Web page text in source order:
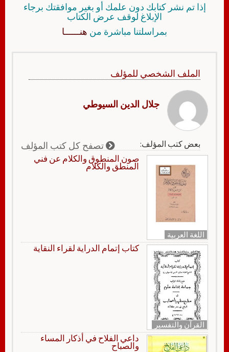
إذا تم نشر كتابك دون علمك أو بغير موافقتك برجاء
الإبلاغ لوقف عرض الكتاب
بمراسلتنا مباشرة من هنــــــا
الملف الشخصي للمؤلف
جلال الدين السيوطي
بعض كتب المؤلف: تصفح كل كتب المؤلف
اللغة العربية
صون المنطوق والكلام عن فني
المنطق والكلام
القرآن والتفسير
كتاب إتمام الدراية لقراء النقاية
داعي الفلاح في أذكار المساء
والصباح